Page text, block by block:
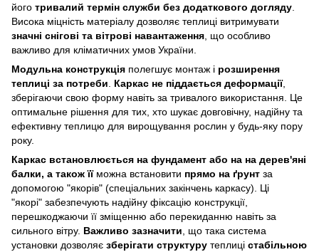
його тривалий термін служби без додаткового догляду
Висока міцність матеріалу дозволяє теплиці витримувати
значні снігові та вітрові навантаження , що особливо
важливо для кліматичних умов України.
Модульна конструкція полегшує монтаж і розширення
теплиці за потреби
Каркас не піддається деформації,
зберігаючи свою форму навіть за тривалого використання. Це
оптимальне рішення для тих, хто шукає довговічну, надійну та
ефективну теплицю для вирощування рослин у будь-яку пору
року.
Каркас встановлюється на фундамент або на на дерев'яні
балки, а також їїможна встановити прямо на ґрунт за
допомогою "якорів" (спеціальних закінчень каркасу). Ці
"якорі" забезпечують надійну фіксацію конструкції,
перешкоджаючи її зміщенню або перекиданню навіть за
сильного вітру. Важливо зазначити , що така система
установки дозволяє зберігати структуру теплиці стабільною